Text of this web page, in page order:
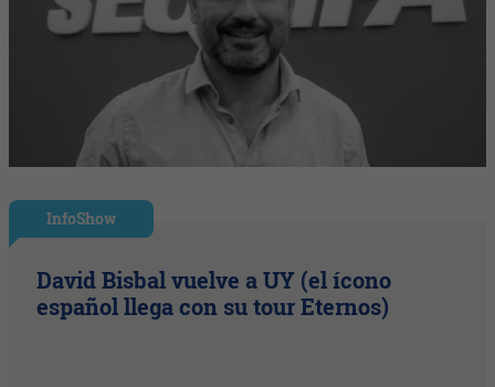
InfoShow
David Bisbal vuelve a UY (el ícono
español llega con su tour Eternos)